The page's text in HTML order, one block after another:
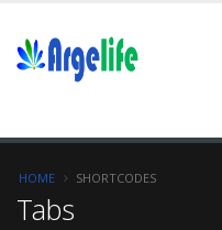
HOME SHORTCODES
Tabs